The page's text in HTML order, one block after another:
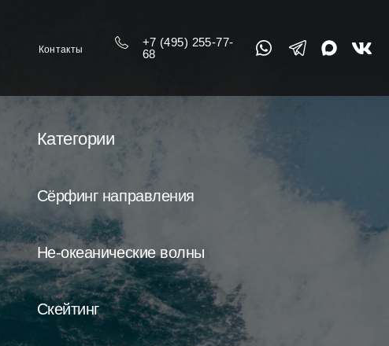
Контакты
+7 (495) 255-77-
68
Категории
Сёрфинг направления
Не-океанические волны
Скейтинг